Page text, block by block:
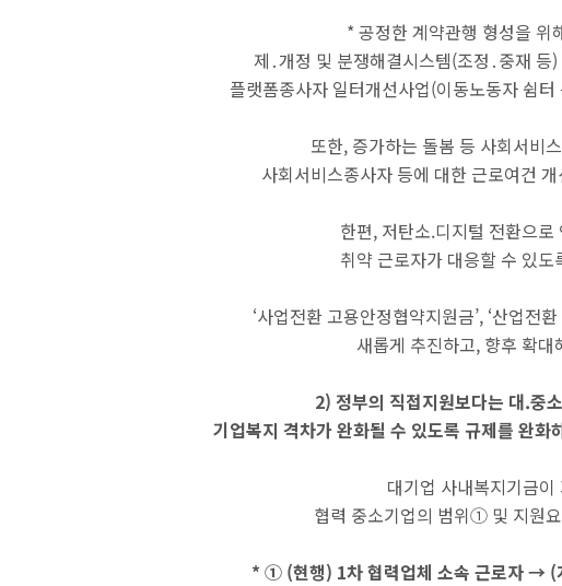
* 공정한 계약관행 형성을 위
제․개정 및 분쟁해결시스템(조정․중재
플랫폼종사자 일터개선사업(이동노동자 쉼
또한, 증가하는 돌봄 등 사회서비
사회서비스종사자 등에 대한 근로여건
한편, 저탄소.디지털 전환으로
취약 근로자가 대응할 수 있
‘사업전환 고용안정협약지원금’, ‘산업전
새롭게 추진하고, 향후 확
2) 정부의 직접지원보다는 대.중
기업복지 격차가 완화될 수 있도록 규제를 완
대기업 사내복지기금이
협력 중소기업의 범위① 및 지원
* ① (현행) 1차 협력업체 소속 근로자 → (